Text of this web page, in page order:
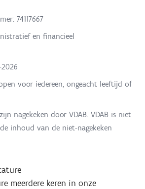
74117667
en financieel
voor iedereen, ongeacht leeftijd of
nagekeken door VDAB. VDAB is niet
inhoud van de niet-nagekeken
meerdere keren in onze